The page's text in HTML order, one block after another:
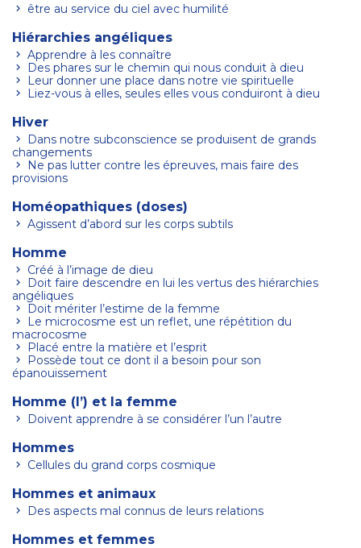
être au service du ciel avec humilité
Hiérarchies angéliques
Apprendre à les connaître
Des phares sur le chemin qui nous conduit à dieu
Leur donner une place dans notre vie spirituelle
Liez-vous à elles, seules elles vous conduiront à dieu
Hiver
changements
provisions
Homéopathiques (doses)
Agissent d’abord sur les corps subtils
Homme
Créé à l’image de dieu
angéliques
Doit mériter l’estime de la femme
macrocosme
Placé entre la matière et l’esprit
épanouissement
Homme (l’) et la femme
Doivent apprendre à se considérer l’un l’autre
Hommes
Cellules du grand corps cosmique
Hommes et animaux
Des aspects mal connus de leurs relations
Hommes et femmes